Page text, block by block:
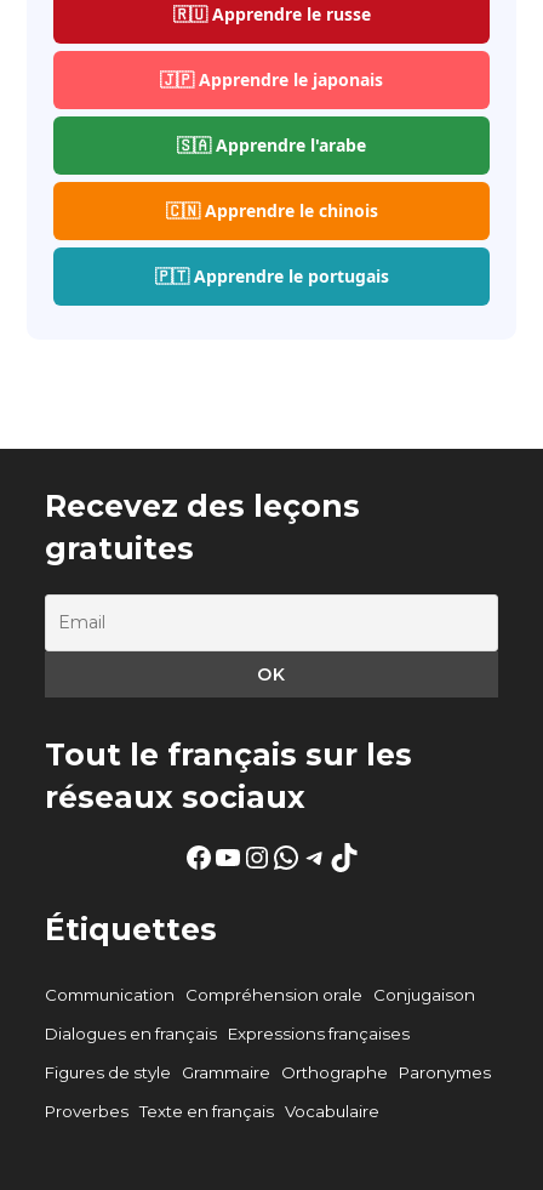
🇷🇺 Apprendre le russe
🇯🇵 Apprendre le japonais
🇸🇦 Apprendre l'arabe
🇨🇳 Apprendre le chinois
🇵🇹 Apprendre le portugais
Recevez des leçons
gratuites
Tout le français sur les
réseaux sociaux
Facebook
YouTube
Instagram
WhatsApp
Telegram
TikTok
Étiquettes
Communication Compréhension orale
Conjugaison
Dialogues en français
Expressions françaises
Figures de style
Grammaire Orthographe
Paronymes
Proverbes Texte en français Vocabulaire